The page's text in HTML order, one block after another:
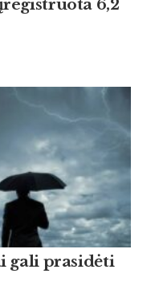
6,2
gali prasidėti